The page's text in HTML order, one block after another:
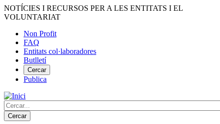
Vés
al
NOTÍCIES I RECURSOS PER A LES ENTITATS I EL
VOLUNTARIAT
Menú
del
compte
d'usuari
Non Profit
FAQ
Entitats col·laboradores
Butlletí
Cercar
Publica
Cerca